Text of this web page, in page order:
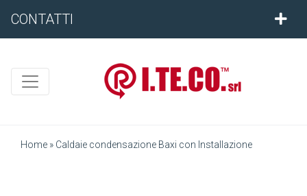
CONTATTI
Home » Caldaie condensazione Baxi con Installazione